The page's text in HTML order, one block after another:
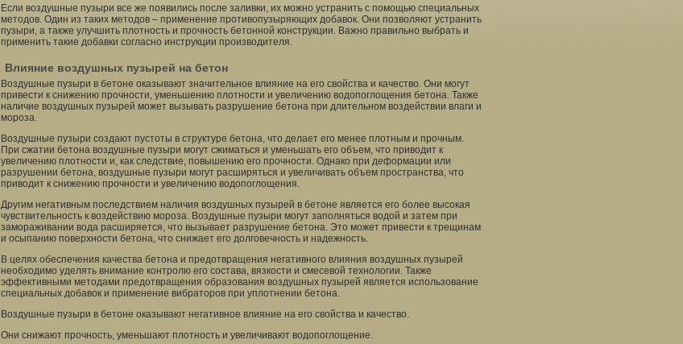
Если воздушные пузыри все же появились после заливки, их можно устранить с помощью специальных
методов. Один из таких методов – применение противопузыряющих добавок. Они позволяют устранить
пузыри, а также улучшить плотность и прочность бетонной конструкции. Важно правильно выбрать и
применить такие добавки согласно инструкции производителя.
Влияние воздушных пузырей на бетон
Воздушные пузыри в бетоне оказывают значительное влияние на его свойства и качество. Они могут
привести к снижению прочности, уменьшению плотности и увеличению водопоглощения бетона. Также
наличие воздушных пузырей может вызывать разрушение бетона при длительном воздействии влаги и
мороза.
Воздушные пузыри создают пустоты в структуре бетона, что делает его менее плотным и прочным.
При сжатии бетона воздушные пузыри могут сжиматься и уменьшать его объем, что приводит к
увеличению плотности и, как следствие, повышению его прочности. Однако при деформации или
разрушении бетона, воздушные пузыри могут расширяться и увеличивать объем пространства, что
приводит к снижению прочности и увеличению водопоглощения.
Другим негативным последствием наличия воздушных пузырей в бетоне является его более высокая
чувствительность к воздействию мороза. Воздушные пузыри могут заполняться водой и затем при
замораживании вода расширяется, что вызывает разрушение бетона. Это может привести к трещинам
и осыпанию поверхности бетона, что снижает его долговечность и надежность.
В целях обеспечения качества бетона и предотвращения негативного влияния воздушных пузырей
необходимо уделять внимание контролю его состава, вязкости и смесевой технологии. Также
эффективными методами предотвращения образования воздушных пузырей является использование
специальных добавок и применение вибраторов при уплотнении бетона.
Воздушные пузыри в бетоне оказывают негативное влияние на его свойства и качество.
Они снижают прочность, уменьшают плотность и увеличивают водопоглощение.